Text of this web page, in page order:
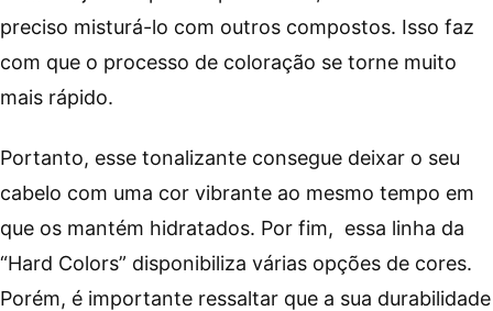
preciso misturá-lo com outros compostos. Isso faz
com que o processo de coloração se torne muito
mais rápido.
Portanto, esse tonalizante consegue deixar o seu
cabelo com uma cor vibrante ao mesmo tempo em
que os mantém hidratados. Por fim, essa linha da
“Hard Colors” disponibiliza várias opções de cores.
Porém, é importante ressaltar que a sua durabilidade